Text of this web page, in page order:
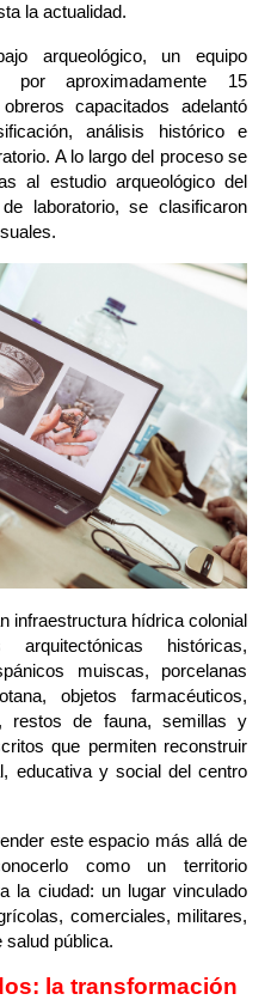
la actualidad.
arqueológico, un equipo
por aproximadamente 15
capacitados adelantó
análisis histórico e
A lo largo del proceso se
al estudio arqueológico del
laboratorio, se clasificaron
infraestructura hídrica colonial
históricas,
muiscas, porcelanas
objetos farmacéuticos,
restos de fauna, semillas y
que permiten reconstruir
educativa y social del centro
este espacio más allá de
como un territorio
la ciudad: un lugar vinculado
comerciales, militares,
salud pública.
la transformación